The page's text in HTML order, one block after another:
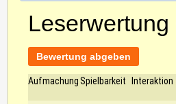
Bewertung abgeben
Aufmachung Spielbarkeit Interaktion